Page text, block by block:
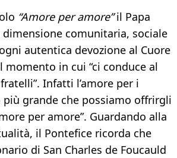
“Amore per amore”il Papa
dimensione comunitaria, sociale
autentica devozione al Cuore
momento in cui “ci conduce al
Infatti l’amore per i
più grande che possiamo offrirgli
per amore”. Guardando alla
il Pontefice ricorda che
di San Charles de Foucauld